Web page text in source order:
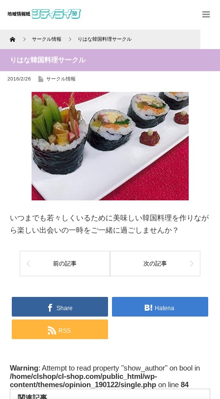
Home サークル情報 りはな韓国料理サークル
りはな韓国料理サークル
2016/2/26 サークル情報
いつまでも若々しくいるために美味しい韓国料理を作りなが
ら楽しい出会いの一時をご一緒に過ごしませんか？
前の記事 次の記事
Share Hatena
RSS
Warning: Attempt to read property "show_author" on bool in
/home/clshop/cl-shop.com/public_html/wp-
content/themes/opinion_190122/single.php on line 84